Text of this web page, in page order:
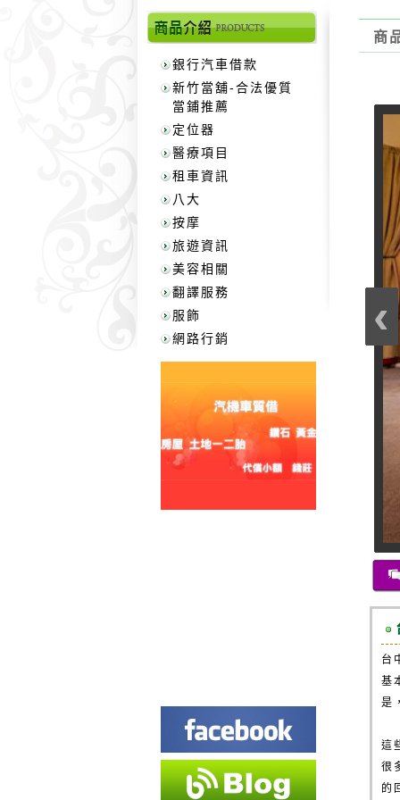
銀行汽車借款
新竹當舖-合法優質
當鋪推薦
定位器
醫療項目
租車資訊
八大
按摩
旅遊資訊
美容相關
翻譯服務
服飾
網路行銷
商
‹
台
基
是
這
很
的